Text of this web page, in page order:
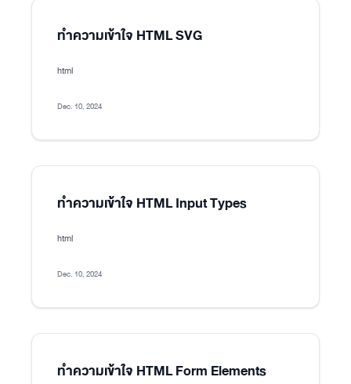
ทำความเข้าใจ HTML SVG
html
Dec. 10, 2024
ทำความเข้าใจ HTML Input Types
html
Dec. 10, 2024
ทำความเข้าใจ HTML Form Elements